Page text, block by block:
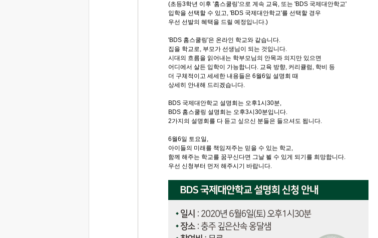
(초등3학년 이후 '홈스쿨링'으로 계속 교육, 또는 'BDS 국제대안학교'
입학을 선택할 수 있고, 'BDS 국제대안학교'를 선택할 경우
우선 선발의 혜택을 드릴 예정입니다.)
'BDS 홈스쿨링'은 온라인 학교와 같습니다.
집을 학교로, 부모가 선생님이 되는 것입니다.
시대의 흐름을 읽어내는 학부모님의 안목과 의지만 있으면
어디에서 살든 입학이 가능합니다. 교육 방향, 커리큘럼, 학비 등
더 구체적이고 세세한 내용들은 6월6일 설명회 때
상세히 안내해 드리겠습니다.
BDS 국제대안학교 설명회는 오후1시30분,
BDS 홈스쿨링 설명회는 오후3시30분입니다.
2가지의 설명회를 다 듣고 싶으신 분들은 들으셔도 됩니다.
6월6일 토요일,
아이들의 미래를 책임져주는 믿을 수 있는 학교,
함께 해주는 학교를 꿈꾸신다면 그날 뵐 수 있게 되기를 희망합니다.
우선 신청부터 먼저 해주시기 바랍니다.